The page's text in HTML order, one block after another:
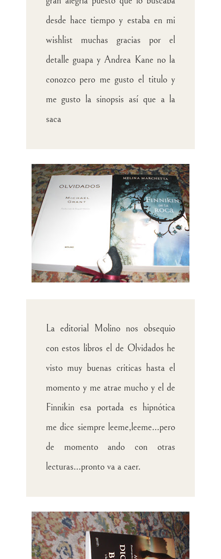
desde hace tiempo y estaba en mi
wishlist muchas gracias por el
detalle guapa y Andrea Kane no la
conozco pero me gusto el titulo y
me gusto la sinopsis así que a la
saca
La editorial Molino nos obsequio
con estos libros el de Olvidados he
visto muy buenas criticas hasta el
momento y me atrae mucho y el de
Finnikin esa portada es hipnótica
me dice siempre leeme,leeme...pero
de momento ando con otras
lecturas...pronto va a caer.